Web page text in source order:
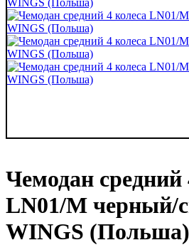
Чемодан средний
LN01/M черный/
WINGS (Польша)